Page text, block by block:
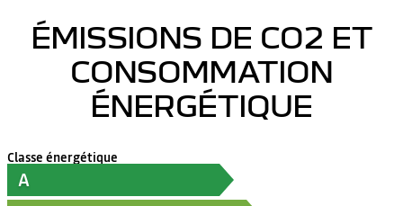
ÉMISSIONS DE CO2 ET
CONSOMMATION
ÉNERGÉTIQUE
Classe énergétique
A